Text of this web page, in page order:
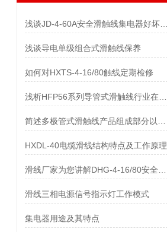
浅谈导电单级组合式滑触线保养
如何对HXTS-4-16/80触线定期检修
HXDL-40电缆滑线结构特点及工作原理
滑线三相电源信号指示灯工作模式
集电器用途及其特点